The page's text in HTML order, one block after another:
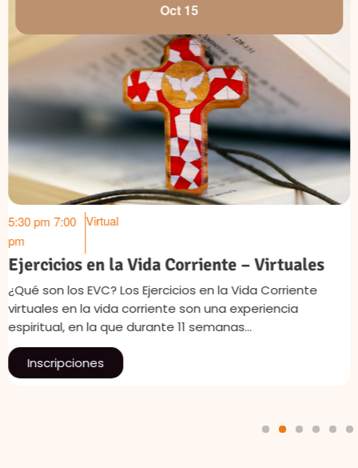
Oct 15
5:30 pm7:00
pm
Virtual
Ejercicios en la Vida Corriente – Virtuales
¿Qué son los EVC? Los Ejercicios en la Vida Corriente
virtuales en la vida corriente son una experiencia
espiritual, en la que durante 11 semanas…
Inscripciones
3 4 5 6